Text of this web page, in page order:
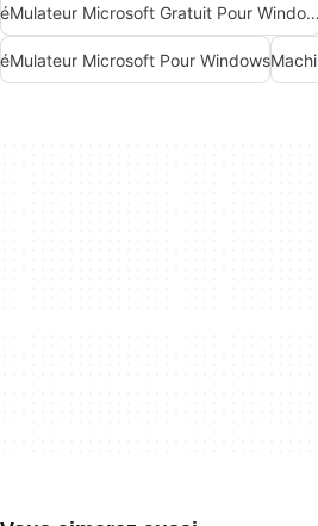
éMulateur Microsoft Gratuit Pour Windows
éMulateur Microsoft Pour Windows